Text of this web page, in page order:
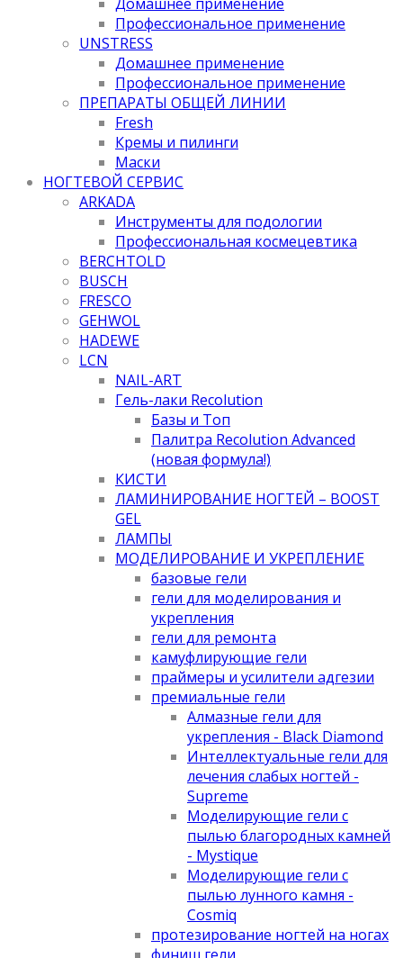
Профессиональное применение
UNSTRESS
Домашнее применение
Профессиональное применение
ПРЕПАРАТЫ ОБЩЕЙ ЛИНИИ
Fresh
Кремы и пилинги
Маски
НОГТЕВОЙ СЕРВИС
ARKADA
Инструменты для подологии
Профессиональная космецевтика
BERCHTOLD
BUSCH
FRESCO
GEHWOL
HADEWE
LCN
NAIL-ART
Гель-лаки Recolution
Базы и Топ
Палитра Recolution Advanced
(новая формула!)
КИСТИ
ЛАМИНИРОВАНИЕ НОГТЕЙ – BOOST
GEL
ЛАМПЫ
МОДЕЛИРОВАНИЕ И УКРЕПЛЕНИЕ
базовые гели
гели для моделирования и
укрепления
гели для ремонта
камуфлирующие гели
праймеры и усилители адгезии
премиальные гели
Алмазные гели для
укрепления - Black Diamond
Интеллектуальные гели для
лечения слабых ногтей -
Supreme
Моделирующие гели с
пылью благородных камней
- Mystique
Моделирующие гели с
пылью лунного камня -
Cosmiq
протезирование ногтей на ногах